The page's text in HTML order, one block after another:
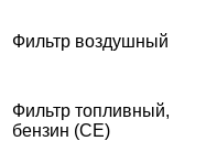
Фильтр воздушный
Фильтр топливный,
бензин (CE)